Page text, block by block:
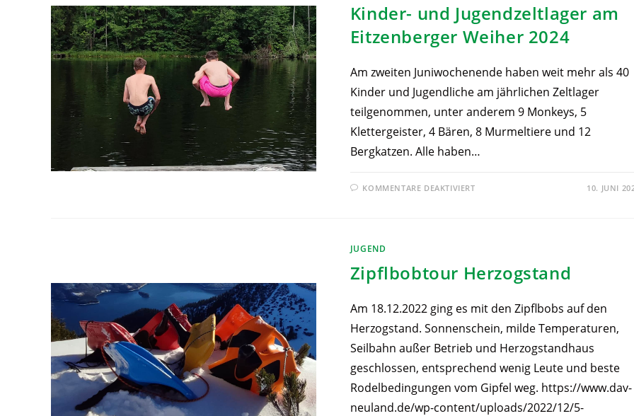
Kinder- und Jugendzeltlager am
Eitzenberger Weiher 2024
Am zweiten Juniwochenende haben weit mehr als 40
Kinder und Jugendliche am jährlichen Zeltlager
teilgenommen, unter anderem 9 Monkeys, 5
Klettergeister, 4 Bären, 8 Murmeltiere und 12
Bergkatzen. Alle haben…
KOMMENTARE DEAKTIVIERT 10. JUNI
JUGEND
Zipflbobtour Herzogstand
Am 18.12.2022 ging es mit den Zipflbobs auf den
Herzogstand. Sonnenschein, milde Temperaturen,
Seilbahn außer Betrieb und Herzogstandhaus
geschlossen, entsprechend wenig Leute und beste
Rodelbedingungen vom Gipfel weg. https://www.dav-
neuland.de/wp-content/uploads/2022/12/5-